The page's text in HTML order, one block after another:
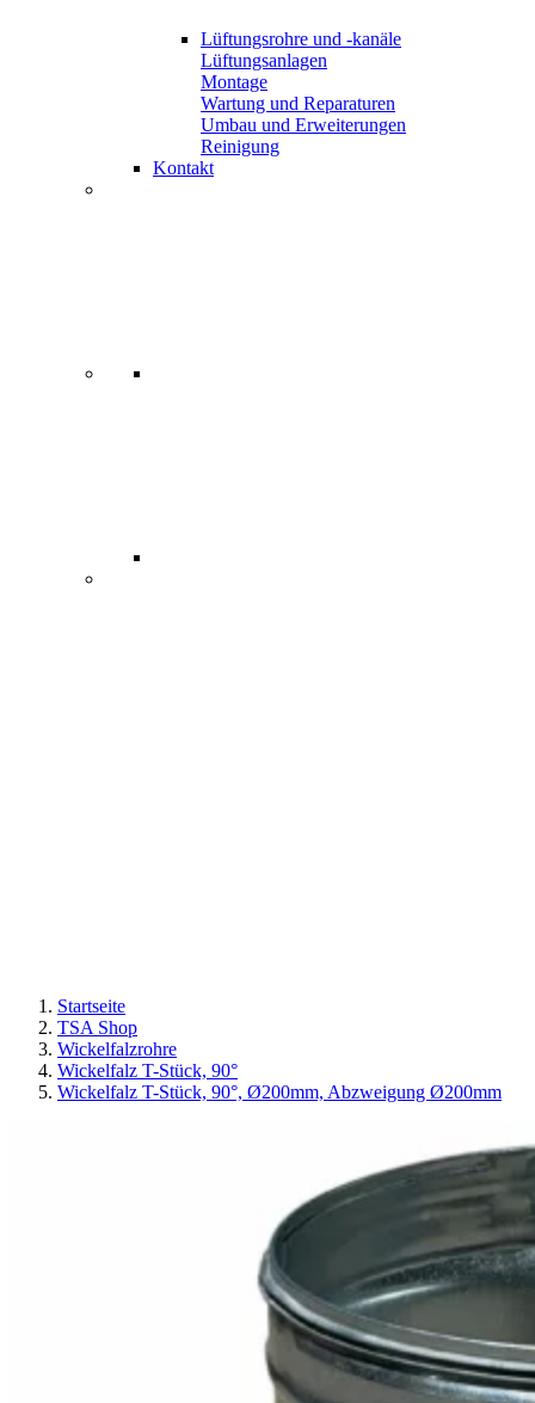
Lüftungsrohre und -kanäle
Lüftungsanlagen
Montage
Wartung und Reparaturen
Umbau und Erweiterungen
Reinigung
Kontakt
Startseite
TSA Shop
Wickelfalzrohre
Wickelfalz T-Stück, 90°
Wickelfalz T-Stück, 90°, Ø200mm, Abzweigung Ø200mm